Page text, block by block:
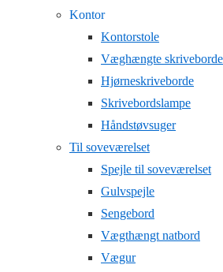
Kontor
Kontorstole
Væghængte skriveborde
Hjørneskriveborde
Skrivebordslampe
Håndstøvsuger
Til soveværelset
Spejle til soveværelset
Gulvspejle
Sengebord
Vægthængt natbord
Vægur